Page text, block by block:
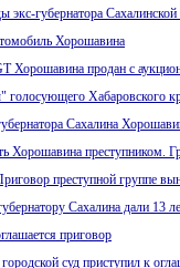
экс-губернатора
Хорошавина
Хорошавина продан с
Хабаровского
Сахалина
Хорошавина преступником.
преступной группе
Сахалина дали 13
приговор
суд приступил к